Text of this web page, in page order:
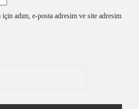
adım, e-posta adresim ve site adresim